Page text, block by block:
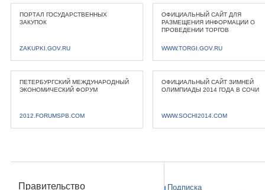
ПОРТАЛ ГОСУДАРСТВЕННЫХ
ЗАКУПОК
ZAKUPKI.GOV.RU
ОФИЦИАЛЬНЫЙ САЙТ ДЛЯ
РАЗМЕЩЕНИЯ ИНФОРМАЦИИ О
ПРОВЕДЕНИИ ТОРГОВ
WWW.TORGI.GOV.RU
ПЕТЕРБУРГСКИЙ МЕЖДУНАРОДНЫЙ
ЭКОНОМИЧЕСКИЙ ФОРУМ
2012.FORUMSPB.COM
ОФИЦИАЛЬНЫЙ САЙТ ЗИМНЕЙ
ОЛИМПИАДЫ 2014 ГОДА В СОЧИ
WWW.SOCHI2014.COM
Правительство
Подписка